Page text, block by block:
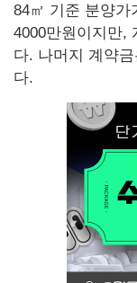
84㎡ 기준 분양가
4000만원이지만,
다. 나머지 계약
다.